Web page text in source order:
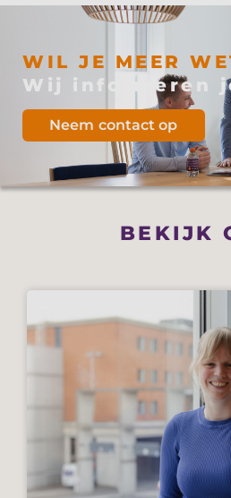
WIL JE MEER
Wij informeren
Neem contact op
BEKIJK